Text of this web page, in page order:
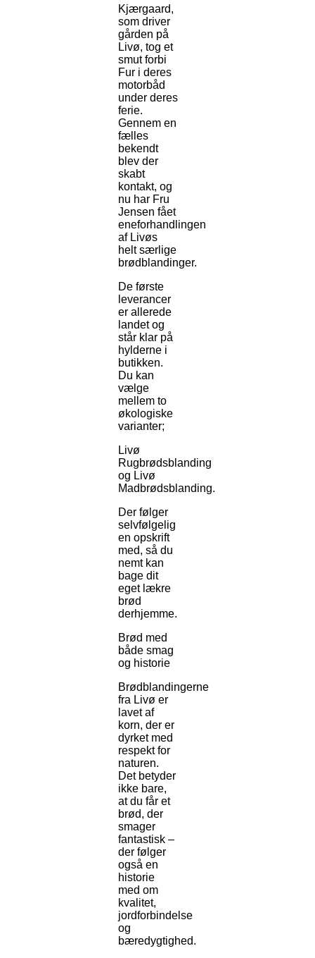
Kjærgaard,
som driver
gården på
Livø, tog et
smut forbi
Fur i deres
motorbåd
under deres
ferie.
Gennem en
fælles
bekendt
blev der
skabt
kontakt, og
nu har Fru
Jensen fået
eneforhandlingen
af Livøs
helt særlige
brødblandinger.
De første
leverancer
er allerede
landet og
står klar på
hylderne i
butikken.
Du kan
vælge
mellem to
økologiske
varianter;
Livø
Rugbrødsblanding
og Livø
Madbrødsblanding.
Der følger
selvfølgelig
en opskrift
med, så du
nemt kan
bage dit
eget lækre
brød
derhjemme.
Brød med
både smag
og historie
Brødblandingerne
fra Livø er
lavet af
korn, der er
dyrket med
respekt for
naturen.
Det betyder
ikke bare,
at du får et
brød, der
smager
fantastisk –
der følger
også en
historie
med om
kvalitet,
jordforbindelse
og
bæredygtighed.